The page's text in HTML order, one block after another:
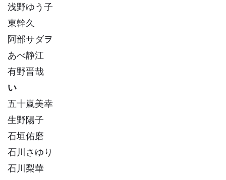
浅野ゆう子
東幹久
阿部サダヲ
あべ静江
有野晋哉
い
五十嵐美幸
生野陽子
石垣佑磨
石川さゆり
石川梨華